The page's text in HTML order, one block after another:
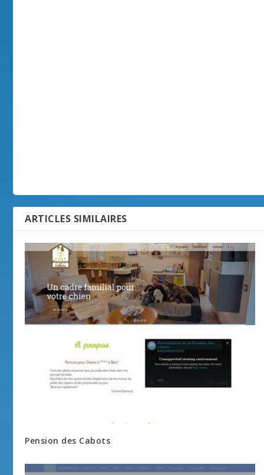
ARTICLES SIMILAIRES
Pension des Cabots